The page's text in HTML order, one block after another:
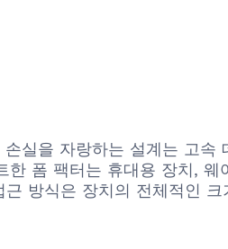
실을 자랑하는 설계는 고속
폼 팩터는 휴대용 장치, 웨
방식은 장치의 전체적인 크